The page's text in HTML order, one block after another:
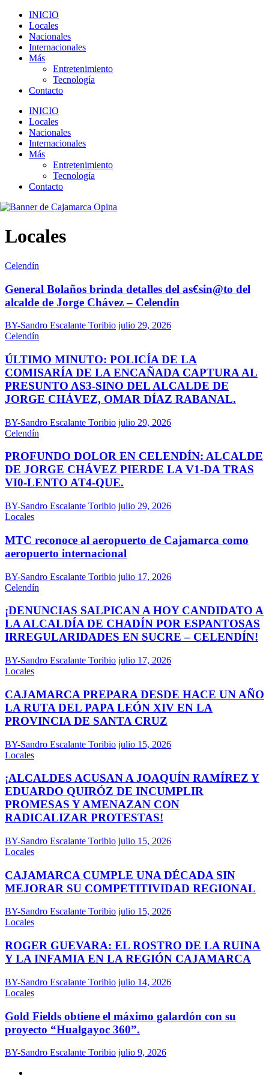
INICIO
Locales
Nacionales
Internacionales
Más
Entretenimiento
Tecnología
Contacto
INICIO
Locales
Nacionales
Internacionales
Más
Entretenimiento
Tecnología
Contacto
Locales
Celendín
General Bolaños brinda detalles del as€sin@to del
alcalde de Jorge Chávez – Celendin
BY-Sandro Escalante Toribio julio 29, 2026
Celendín
ÚLTIMO MINUTO: POLICÍA DE LA
COMISARÍA DE LA ENCAÑADA CAPTURA AL
PRESUNTO AS3-SINO DEL ALCALDE DE
JORGE CHÁVEZ, OMAR DÍAZ RABANAL.
BY-Sandro Escalante Toribio julio 29, 2026
Celendín
PROFUNDO DOLOR EN CELENDÍN: ALCALDE
DE JORGE CHÁVEZ PIERDE LA V1-DA TRAS
VI0-LENTO AT4-QUE.
BY-Sandro Escalante Toribio julio 29, 2026
Locales
MTC reconoce al aeropuerto de Cajamarca como
aeropuerto internacional
BY-Sandro Escalante Toribio julio 17, 2026
Celendín
¡DENUNCIAS SALPICAN A HOY CANDIDATO A
LA ALCALDÍA DE CHADÍN POR ESPANTOSAS
IRREGULARIDADES EN SUCRE – CELENDÍN!
BY-Sandro Escalante Toribio julio 17, 2026
Locales
CAJAMARCA PREPARA DESDE HACE UN AÑO
LA RUTA DEL PAPA LEÓN XIV EN LA
PROVINCIA DE SANTA CRUZ
BY-Sandro Escalante Toribio julio 15, 2026
Locales
¡ALCALDES ACUSAN A JOAQUÍN RAMÍREZ Y
EDUARDO QUIRÓZ DE INCUMPLIR
PROMESAS Y AMENAZAN CON
RADICALIZAR PROTESTAS!
BY-Sandro Escalante Toribio julio 15, 2026
Locales
CAJAMARCA CUMPLE UNA DÉCADA SIN
MEJORAR SU COMPETITIVIDAD REGIONAL
BY-Sandro Escalante Toribio julio 15, 2026
Locales
ROGER GUEVARA: EL ROSTRO DE LA RUINA
Y LA INFAMIA EN LA REGIÓN CAJAMARCA
BY-Sandro Escalante Toribio julio 14, 2026
Locales
Gold Fields obtiene el máximo galardón con su
proyecto “Hualgayoc 360”.
BY-Sandro Escalante Toribio julio 9, 2026